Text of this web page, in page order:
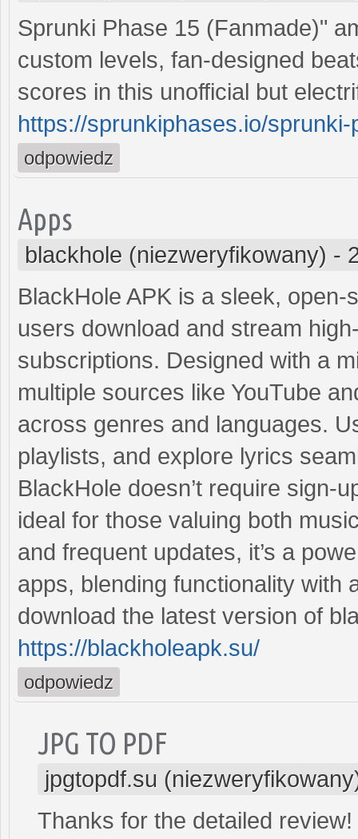
Sprunki Phase 15 (Fanmade)"
custom levels, fan-designed
scores in this unofficial but
https://sprunkiphases.io/
odpowiedz
Apps
blackhole (niezweryfikowany) -
BlackHole APK is a sleek,
users download and stream
subscriptions. Designed with a
multiple sources like YouTube
across genres and languages.
playlists, and explore lyrics
BlackHole doesn’t require sign-
ideal for those valuing both
and frequent updates, it’s a
apps, blending functionality with
download the latest version of
https://blackholeapk.su/
odpowiedz
JPG TO PDF
jpgtopdf.su
Thanks for the detailed